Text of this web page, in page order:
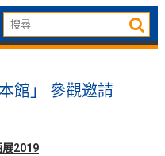
館」 參觀邀請
展2019